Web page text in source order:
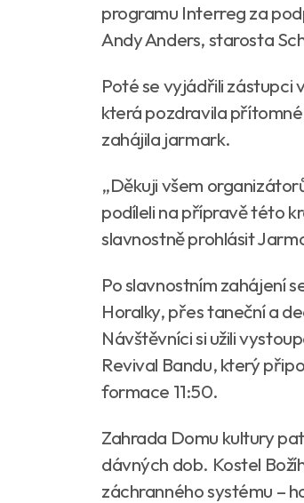
programu Interreg za
Andy Anders, starosta
Poté se vyjádřili zástupci
která pozdravila
zahájila jarmark.
„Děkuji všem
podíleli na přípravě této
slavnostně prohlásit
Po slavnostním zahájení
Horalky, přes taneční a
Návštěvníci si užili
Revival Bandu, který
formace 11:50.
Zahrada Domu kultury
dávných dob. Kostel
záchranného systému –